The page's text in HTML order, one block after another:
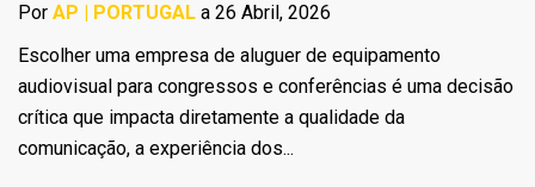
Por AP | PORTUGAL a 26 Abril, 2026
Escolher uma empresa de aluguer de equipamento
audiovisual para congressos e conferências é uma decisão
crítica que impacta diretamente a qualidade da
comunicação, a experiência dos...